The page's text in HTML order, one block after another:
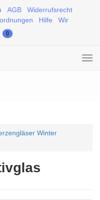
AGB Widerrufsrecht
Hilfe Wir
0
Winter